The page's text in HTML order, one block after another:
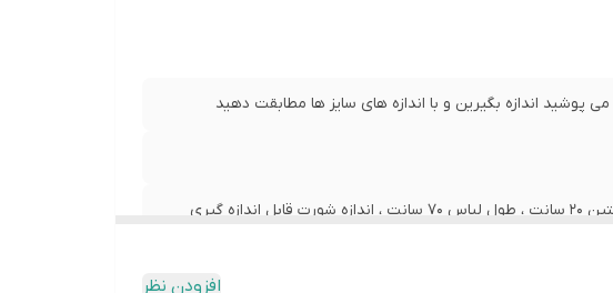
پوشید اندازه بگیرین و با اندازه های سایز ها مطابقت دهید
عرض سینه 51 سانت،عرض کمر 50 سانت ، طول آستین 20 سانت ، طول لباس 70 سانت ، اندازه شورت قابل اندازه گیری
افزودن نظر